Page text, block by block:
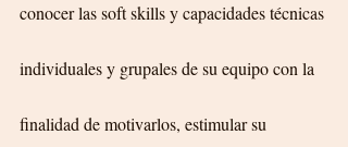
conocer las soft skills y capacidades técnicas
individuales y grupales de su equipo con la
finalidad de motivarlos, estimular su